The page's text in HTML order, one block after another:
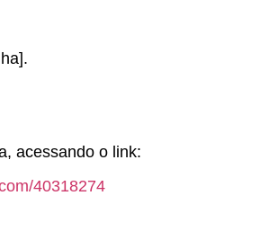
acessando o link:
40318274